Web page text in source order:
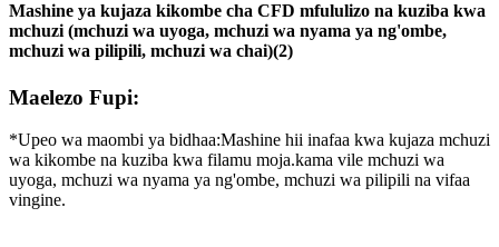
Mashine ya kujaza kikombe cha CFD mfululizo na kuziba kwa
mchuzi (mchuzi wa uyoga, mchuzi wa nyama ya ng'ombe,
mchuzi wa pilipili, mchuzi wa chai)(2)
Maelezo Fupi:
*Upeo wa maombi ya bidhaa:Mashine hii inafaa kwa kujaza mchuzi
wa kikombe na kuziba kwa filamu moja.kama vile mchuzi wa
uyoga, mchuzi wa nyama ya ng'ombe, mchuzi wa pilipili na vifaa
vingine.